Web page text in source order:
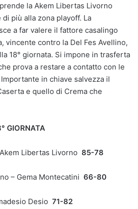
la Akem Libertas Livorno
più alla zona playoff. La
a far valere il fattore casalingo
vincente contro la Del Fes Avellino,
18° giornata. Si impone in trasferta
prova a restare a contatto con le
in chiave salvezza il
e quello di Crema che
GIORNATA
Libertas Livorno 85-78
– Gema Montecatini 66-80
Desio 71-82